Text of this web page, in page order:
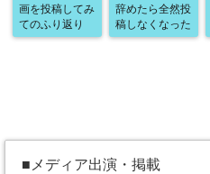
画を投稿してみ
てのふり返り
辞めたら全然投
稿しなくなった
■メディア出演・掲載